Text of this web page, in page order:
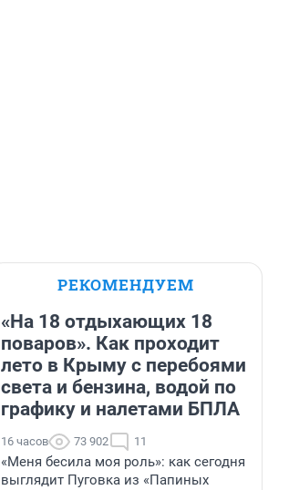
РЕКОМЕНДУЕМ
«На 18 отдыхающих 18
поваров». Как проходит
лето в Крыму с перебоями
света и бензина, водой по
графику и налетами БПЛА
16 часов 73 902 11
«Меня бесила моя роль»: как сегодня
выглядит Пуговка из «Папиных